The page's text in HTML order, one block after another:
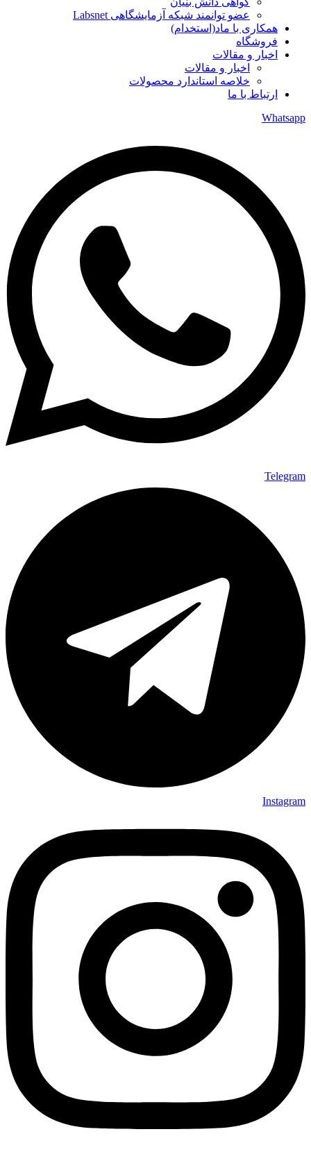
عضو توانمند شبکه آزمایشگاهی Labsnet
همکاری با ماد(استخدام)
فروشگاه
اخبار و مقالات
اخبار و مقالات
خلاصه استاندارد محصولات
ارتباط با ما
Whatsapp
Telegram
Instagram